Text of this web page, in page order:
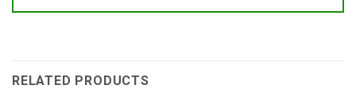
RELATED PRODUCTS